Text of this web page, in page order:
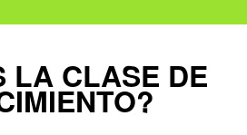
LA CLASE DE